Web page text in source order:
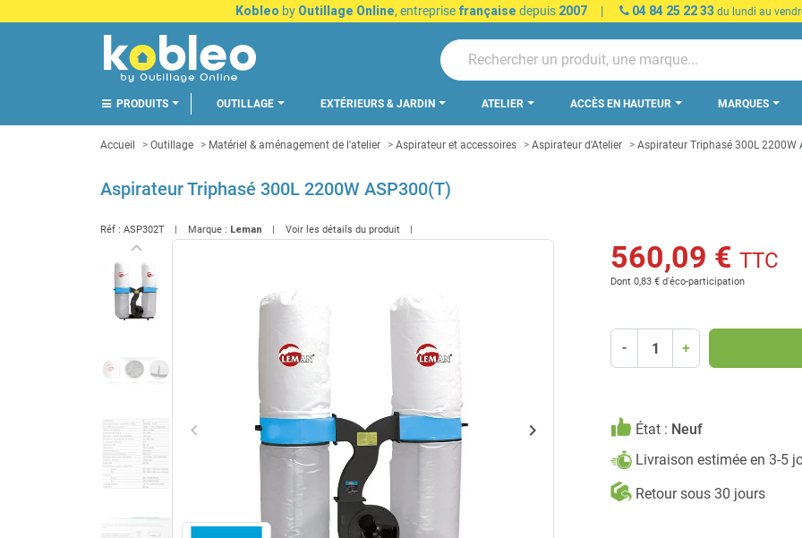
Kobleo by Outillage Online, entreprise française depuis 2007 | 04 84 25 22 33 du lundi au
PRODUITS OUTILLAGE EXTÉRIEURS & JARDIN ATELIER ACCÈS EN HAUTEUR MARQUES
Accueil Outillage Matériel & aménagement de l'atelier Aspirateur et accessoires Aspirateur d'Atelier Aspirateur Triphasé 300L 2200W
Aspirateur Triphasé 300L 2200W ASP300(T)
Réf : ASP302T Marque : Leman Voir les détails du produit
Précédentkeyboard_arrow_left
Précédent
keyboard_arrow_left Suivant
keyboard_arrow_right
560,09 € TTC
Dont 0,83 € d'éco-participation
- +
État : Neuf
Livraison estimée en 3-5
Retour sous 30 jours